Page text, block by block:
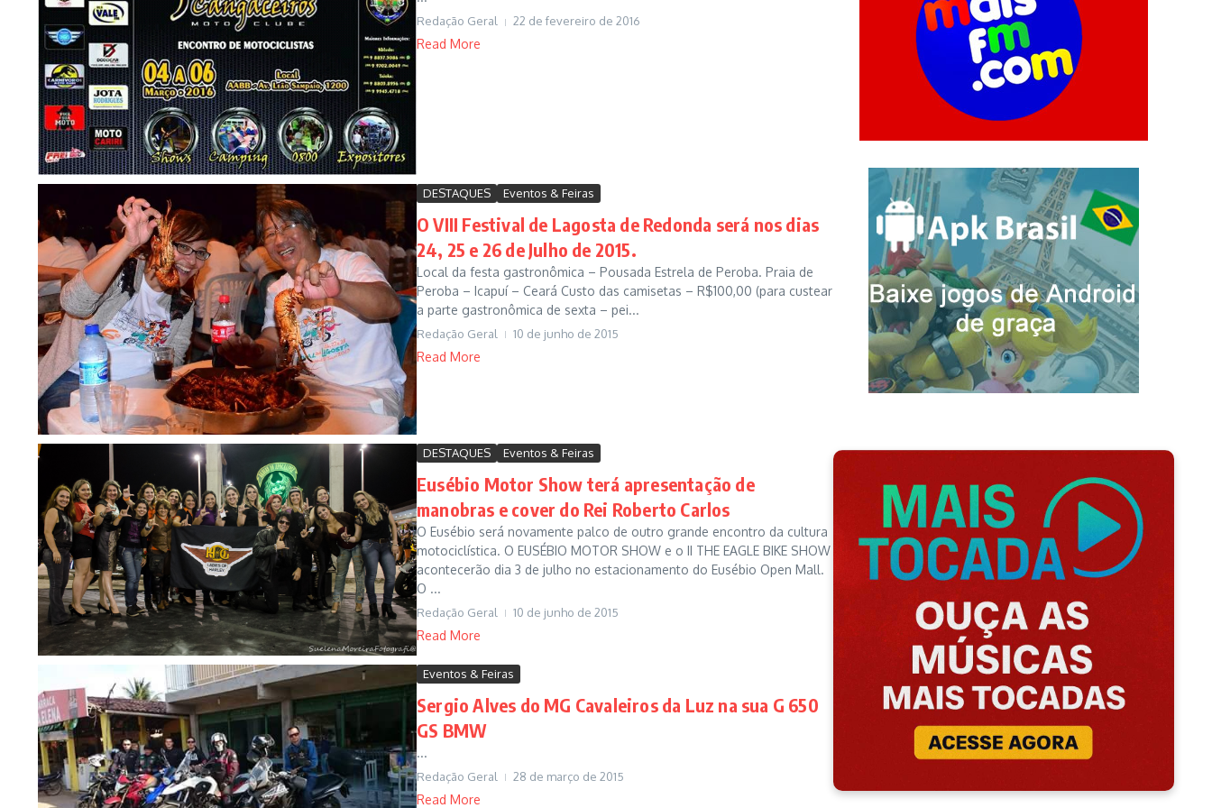
Redação Geral 22 de fevereiro de 2016
Read More
DESTAQUES Eventos & Feiras
O VIII Festival de Lagosta de Redonda será nos dias
24, 25 e 26 de Julho de 2015.
Local da festa gastronômica – Pousada Estrela de Peroba. Praia de
Peroba – Icapuí – Ceará Custo das camisetas – R$100,00 (para custear
a parte gastronômica de sexta – pei...
Redação Geral 10 de junho de 2015
Read More
DESTAQUES Eventos & Feiras
Eusébio Motor Show terá apresentação de
manobras e cover do Rei Roberto Carlos
O Eusébio será novamente palco de outro grande encontro da cultura
motociclística. O EUSÉBIO MOTOR SHOW e o II THE EAGLE BIKE SHOW
acontecerão dia 3 de julho no estacionamento do Eusébio Open Mall.
O ...
Redação Geral 10 de junho de 2015
Read More
Eventos & Feiras
Sergio Alves do MG Cavaleiros da Luz na sua G 650
GS BMW
...
Redação Geral 28 de março de 2015
Read More